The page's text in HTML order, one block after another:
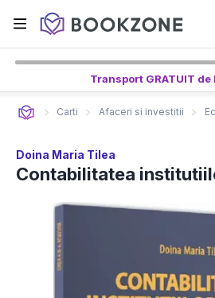
Transport GRATUIT
Carti Afaceri si investitii
Doina Maria Tilea
Contabilitatea